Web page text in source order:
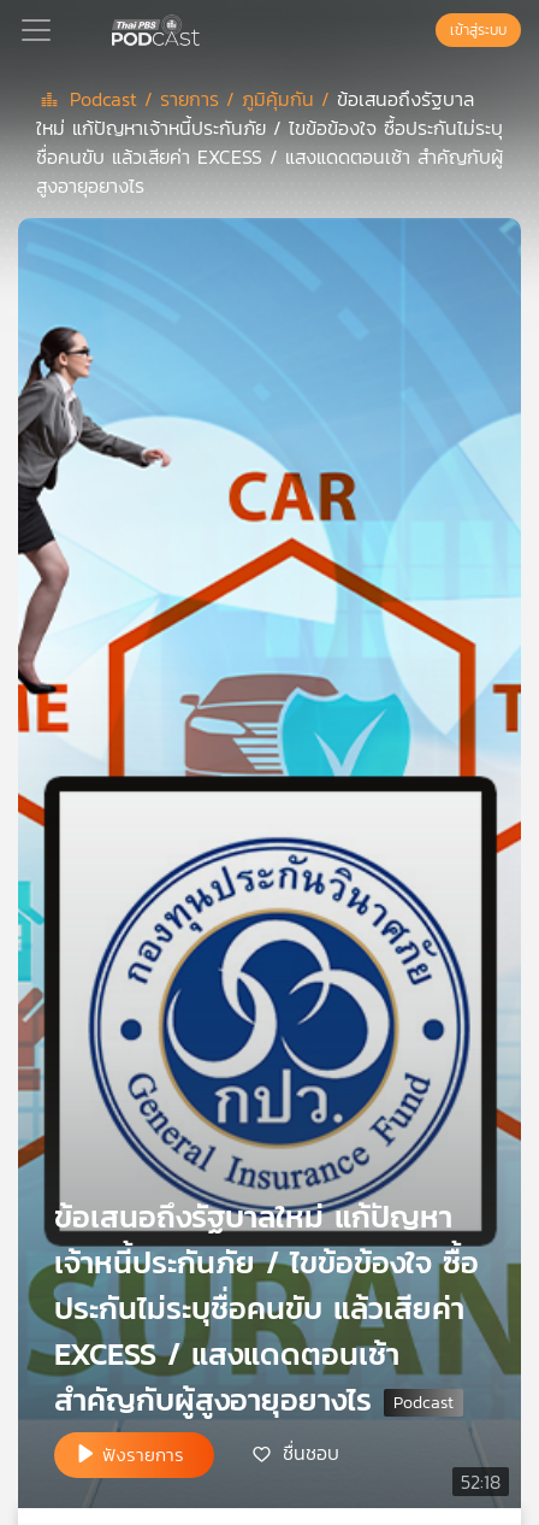
Podcast
เพล
แนะนำ
เพล
ย์
ลิ
สต์
ของ
คุณ
เพลง
บทความ
ข่าว
กับ
เรา
เครือ
ข่าย
วิทยุ
เอส
แผนที่
วิทยุ
เครือ
เข้าสู่ระบบ
Podcast / รายการ /ภูมิคุ้มกัน / ข้อเสนอถึงรัฐบาล
ใหม่ แก้ปัญหาเจ้าหนี้ประกันภัย / ไขข้อข้องใจ ซื้อประกันไม่ระบุ
ชื่อคนขับ แล้วเสียค่า EXCESS / แสงแดดตอนเช้า สำคัญกับผู้
สูงอายุอยางไร
52:18
ข้อเสนอถึงรัฐบาลใหม่ แก้ปัญหา
เจ้าหนี้ประกันภัย / ไขข้อข้องใจ ซื้อ
ประกันไม่ระบุชื่อคนขับ แล้วเสียค่า
EXCESS / แสงแดดตอนเช้า
สำคัญกับผู้สูงอายุอยางไร
ฟังรายการ ชื่นชอบ